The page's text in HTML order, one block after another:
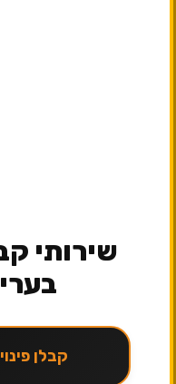
שירותי
קבלן